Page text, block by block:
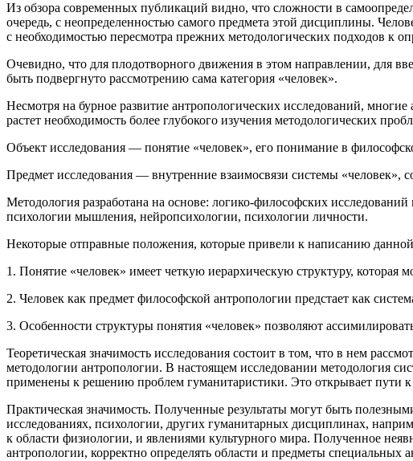
Из обзора современных публикаций видно, что сложности в
очередь, с неопределенностью самого предмета этой дисциплины.
с необходимостью пересмотра прежних методологических подходов к
Очевидно, что для плодотворного движения в этом направлении, для
быть подвергнуто рассмотрению сама категория «человек».
Несмотря на бурное развитие антропологических исследований,
растет необходимость более глубокого изучения методологических
Объект исследования — понятие «человек», его понимание в
Предмет исследования — внутренние взаимосвязи системы «человек»,
Методология разработана на основе: логико-философских
психологии мышления, нейропсихологии, психологии личности.
Некоторые отправные положения, которые привели к написанию
1. Понятие «человек» имеет четкую иерархическую структуру, которая
2. Человек как предмет философской антропологии предстает как
3. Особенности структуры понятия «человек» позволяют
Теоретическая значимость исследования состоит в том, что в нем
методологии антропологии. В настоящем исследовании методология
применены к решению проблем гуманитаристики. Это открывает пути к
Практическая значимость. Полученные результаты могут быть
исследованиях, психологии, других гуманитарных дисциплинах,
к области физиологии, и явлениями культурного мира. Полученное
антропологии, корректно определять области и предметы специальных